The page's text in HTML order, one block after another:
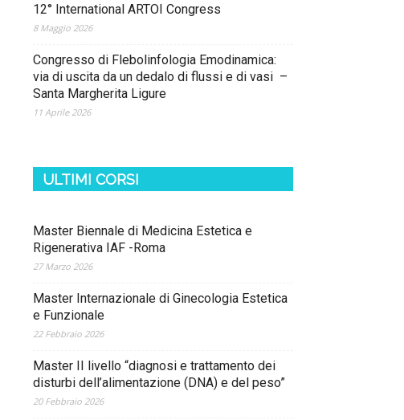
12° International ARTOI Congress
8 Maggio 2026
Congresso di Flebolinfologia Emodinamica:
via di uscita da un dedalo di flussi e di vasi –
Santa Margherita Ligure
11 Aprile 2026
ULTIMI CORSI
Master Biennale di Medicina Estetica e
Rigenerativa IAF -Roma
27 Marzo 2026
Master Internazionale di Ginecologia Estetica
e Funzionale
22 Febbraio 2026
Master II livello “diagnosi e trattamento dei
disturbi dell’alimentazione (DNA) e del peso”
20 Febbraio 2026